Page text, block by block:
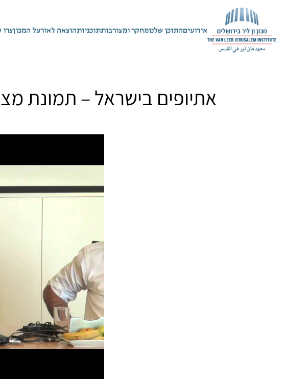
אירועיםהתוכן שלנומחקר ומעורבותתוכניותהוצאה לאורעל המכוןצרו
אתיופים בישראל – תמונת